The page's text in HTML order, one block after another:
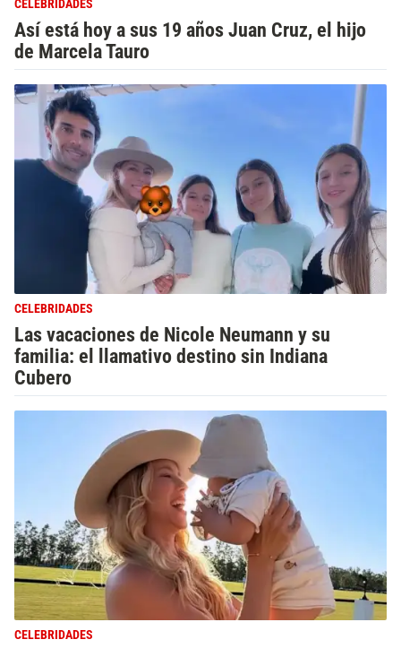
CELEBRIDADES
Así está hoy a sus 19 años Juan Cruz, el hijo
de Marcela Tauro
CELEBRIDADES
Las vacaciones de Nicole Neumann y su
familia: el llamativo destino sin Indiana
Cubero
CELEBRIDADES